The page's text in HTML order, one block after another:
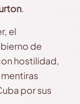
.
el
de
hostilidad,
mentiras
por sus